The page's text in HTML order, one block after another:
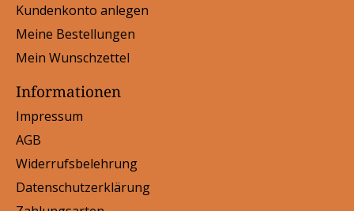
Kundenkonto anlegen
Meine Bestellungen
Mein Wunschzettel
Informationen
Impressum
AGB
Widerrufsbelehrung
Datenschutzerklärung